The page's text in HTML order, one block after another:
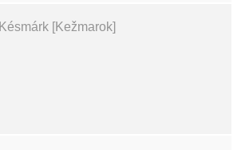
Késmárk [Kežmarok]